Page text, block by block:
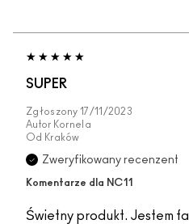
SUPER
Zgłoszony 17/11/2023
Autor Kornela
Od Kraków
Zweryfikowany recenzent
Komentarze dla NC11
Świetny produkt. Jestem